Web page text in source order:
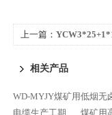
上一篇：
相关产品
WD-MYJY煤矿用低烟无
电缆生产工期
煤矿用